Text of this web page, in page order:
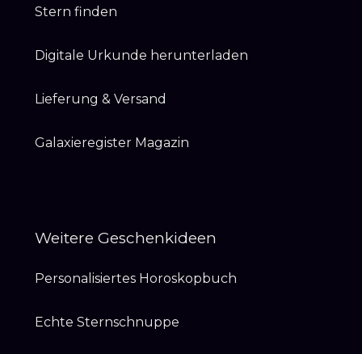
Stern finden
Digitale Urkunde herunterladen
Lieferung & Versand
Galaxieregister Magazin
Weitere Geschenkideen
Personalisiertes Horoskopbuch
Echte Sternschnuppe